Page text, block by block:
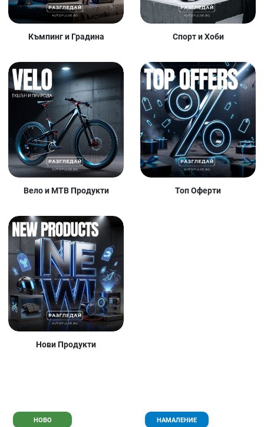
Къмпинг и Градина Спорт и Хоби
Вело и MTB Продукти Топ Оферти
Нови Продукти
НОВО Добави в любими
НАМАЛЕНИЕ